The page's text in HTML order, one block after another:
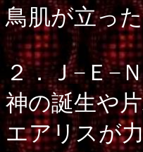
鳥肌が立っ
２．Ｊ−Ｅ−
神の誕生や
エアリスが